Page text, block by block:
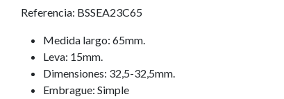
Referencia: BSSEA23C65
Medida largo: 65mm.
Leva: 15mm.
Dimensiones: 32,5-32,5mm.
Embrague: Simple